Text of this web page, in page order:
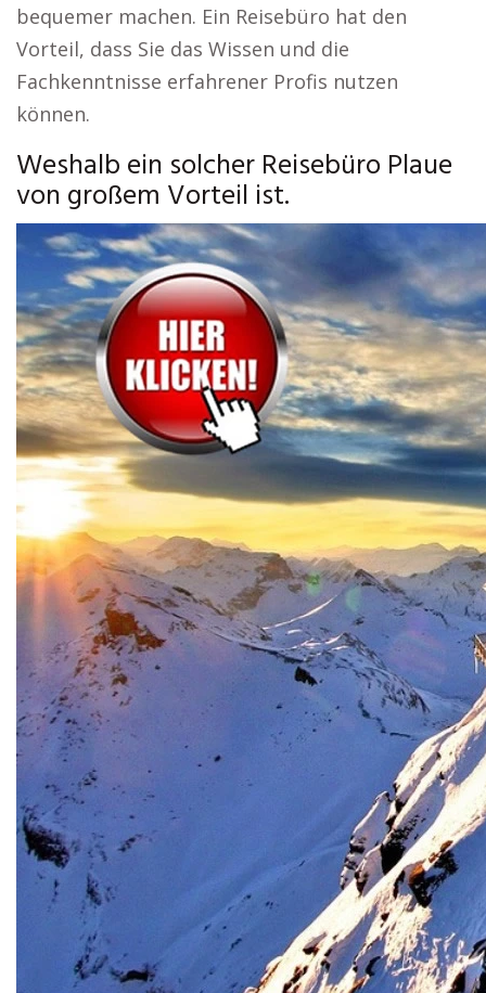
bequemer machen. Ein Reisebüro hat den
Vorteil, dass Sie das Wissen und die
Fachkenntnisse erfahrener Profis nutzen
können.
Weshalb ein solcher Reisebüro Plaue
von großem Vorteil ist.